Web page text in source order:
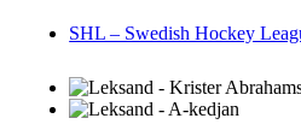
SHL – Swedish Hockey